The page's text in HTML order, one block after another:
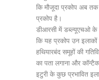
कि मौजूदा प्रकोप अब तक
प्रकोप है।
डीआरसी में डब्ल्यूएचओ के
कि यह प्रकोप उन
हथियारबंद समूहों की
का पता लगाना और
इटुरी के कुछ प्रभावित